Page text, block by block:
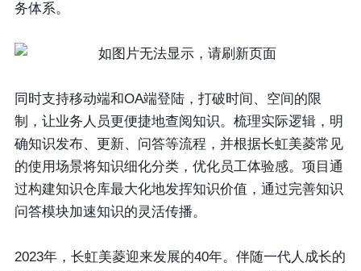
务体系。
同时支持移动端和OA端登陆，打破时间、空间的限
制，让业务人员更便捷地查阅知识。梳理实际逻辑，明
确知识发布、更新、问答等流程，并根据长虹美菱常见
的使用场景将知识细化分类，优化员工体验感。项目通
过构建知识仓库最大化地发挥知识价值，通过完善知识
问答模块加速知识的灵活传播。
2023年，长虹美菱迎来发展的40年。伴随一代人成长的